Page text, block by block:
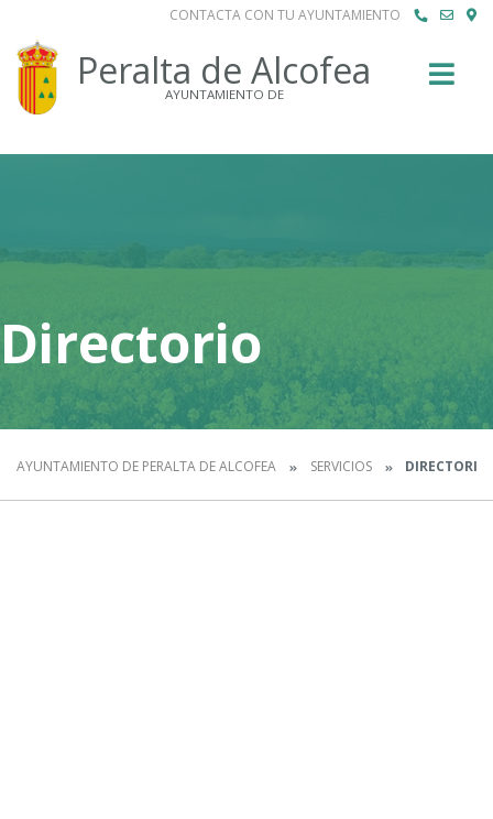
CONTACTA CON TU AYUNTAMIENTO
Peralta de Alcofea
AYUNTAMIENTO DE
Directorio
AYUNTAMIENTO DE PERALTA DE ALCOFEA SERVICIOS DIRECTORIO